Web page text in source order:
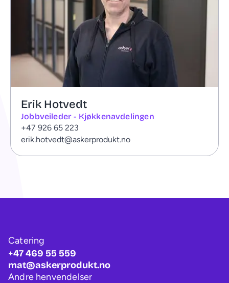
Erik Hotvedt
Jobbveileder - Kjøkkenavdelingen
+47 926 65 223
erik.hotvedt@askerprodukt.no
Catering
+47 469 55 559
mat@askerprodukt.no
Andre henvendelser